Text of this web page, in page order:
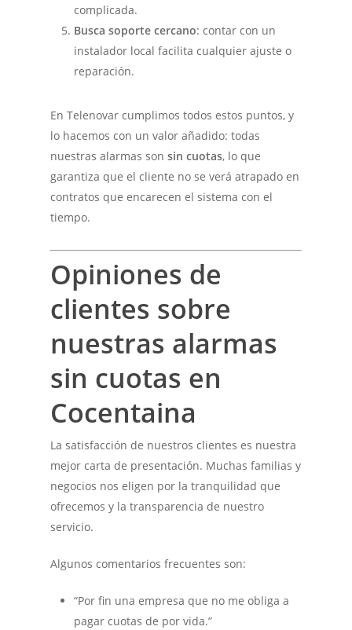
complicada.
Busca soporte cercano: contar con un
instalador local facilita cualquier ajuste o
reparación.
En Telenovar cumplimos todos estos puntos, y
lo hacemos con un valor añadido: todas
nuestras alarmas sonsin cuotas, lo que
garantiza que el cliente no se verá atrapado en
contratos que encarecen el sistema con el
tiempo.
Opiniones de
clientes sobre
nuestras alarmas
sin cuotas en
Cocentaina
La satisfacción de nuestros clientes es nuestra
mejor carta de presentación. Muchas familias y
negocios nos eligen por la tranquilidad que
ofrecemos y la transparencia de nuestro
servicio.
Algunos comentarios frecuentes son:
“Por fin una empresa que no me obliga a
pagar cuotas de por vida.”